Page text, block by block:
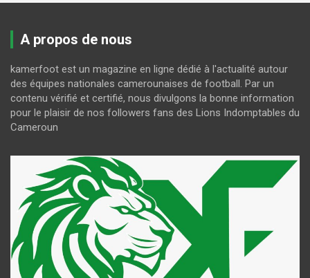
A propos de nous
kamerfoot est un magazine en ligne dédié à l'actualité autour
des équipes nationales camerounaises de football. Par un
contenu vérifié et certifié, nous divulgons la bonne information
pour le plaisir de nos followers fans des Lions Indomptables du
Cameroun